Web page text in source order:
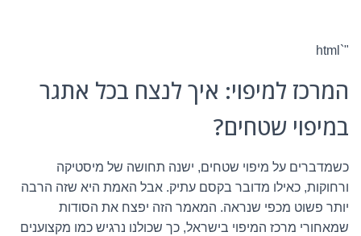
"`html
המרכז למיפוי: איך לנצח בכל אתגר
במיפוי שטחים?
כשמדברים על מיפוי שטחים, ישנה תחושה של מיסטיקה
ורחוקות, כאילו מדובר בקסם עתיק. אבל האמת היא שזה הרבה
יותר פשוט מכפי שנראה. המאמר הזה יפצח את הסודות
שמאחורי מרכז המיפוי בישראל, כך שכולנו נרגיש כמו מקצוענים